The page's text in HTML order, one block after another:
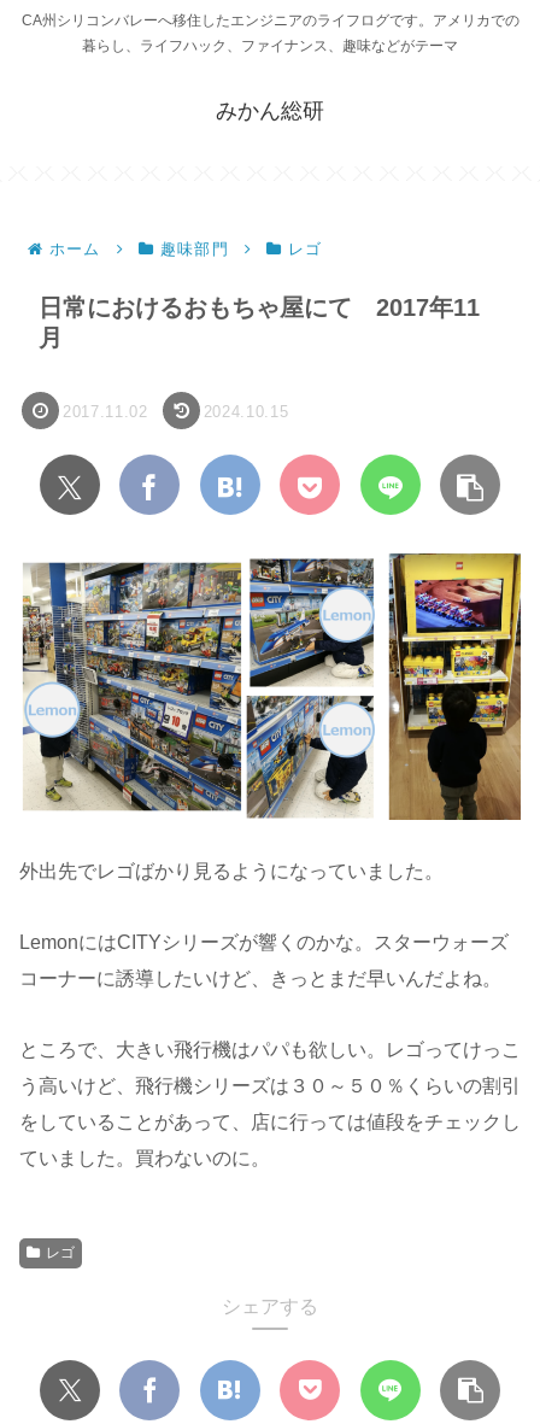
CA州シリコンバレーへ移住したエンジニアのライフログです。アメリカでの
暮らし、ライフハック、ファイナンス、趣味などがテーマ
みかん総研
ホーム 趣味部門 レゴ
日常におけるおもちゃ屋にて 2017年11
月
2017.11.02 2024.10.15
外出先でレゴばかり見るようになっていました。
LemonにはCITYシリーズが響くのかな。スターウォーズ
コーナーに誘導したいけど、きっとまだ早いんだよね。
ところで、大きい飛行機はパパも欲しい。レゴってけっこ
う高いけど、飛行機シリーズは３０～５０％くらいの割引
をしていることがあって、店に行っては値段をチェックし
ていました。買わないのに。
レゴ
シェアする